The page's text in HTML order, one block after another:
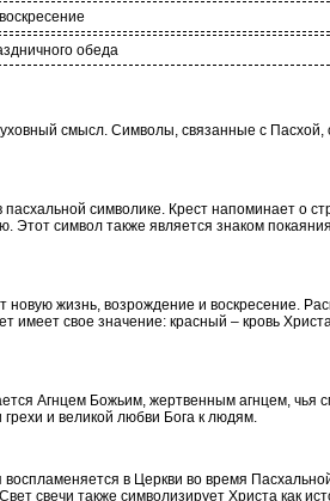
обеда
смысл. Символы, связанные с
символике. Крест напоминает о
Этот символ также является знаком
жизнь, возрождение и воскресение.
имеет свое значение: красный – кровь
Агнцем Божьим, жертвенным агнцем, чья
и великой любви Бога к людям.
в Церкви во время
свечи также символизирует Христа как